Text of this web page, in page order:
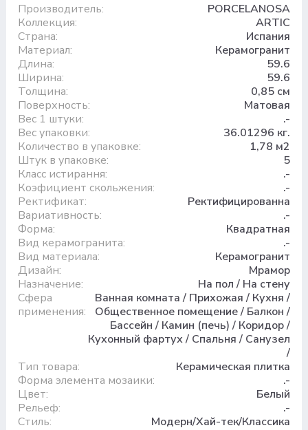
Производитель:
PORCELANOSA
Коллекция:
ARTIC
Страна:
Испания
Материал:
Керамогранит
Длина:
59.6
Ширина:
59.6
Толщина:
0,85 см
Поверхность:
Матовая
Вес 1 штуки:
.-
Вес упаковки:
36.01296 кг.
Количество в упаковке:
1,78 м2
Штук в упаковке:
5
Класс истирання:
.-
Коэфициент скольжения:
.-
Ректификат:
Ректифицированна
Вариативность:
.-
Форма:
Квадратная
Вид керамогранита:
.-
Вид материала:
Керамогранит
Дизайн:
Мрамор
Назначение:
На пол / На стену
Сфера
применения:
Ванная комната / Прихожая / Кухня /
Общественное помещение / Балкон /
Бассейн / Камин (печь) / Коридор /
Кухонный фартух / Спальня / Санузел
/
Тип товара:
Керамическая плитка
Форма элемента мозаики:
.-
Цвет:
Белый
Рельеф:
.-
Стиль:
Модерн/Хай-тек/Классика